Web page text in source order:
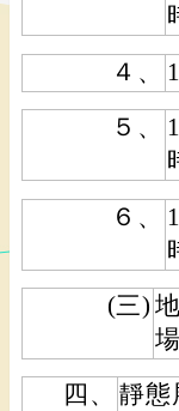
４、
５、
６、
(三)
場
四、
靜態